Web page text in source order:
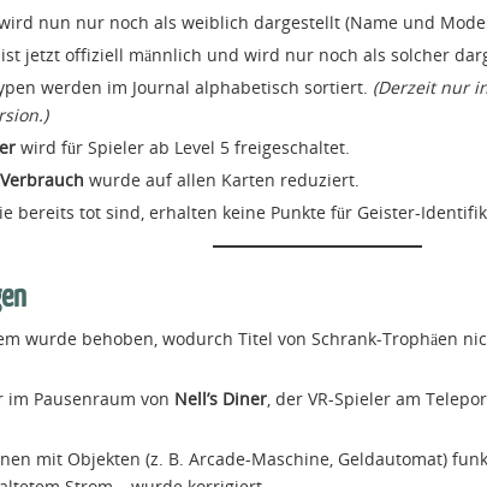
nun nur noch als weiblich dargestellt (Name und
ist jetzt offiziell männlich und wird nur noch als solcher
werden im Journal alphabetisch sortiert. (Derzeit nur
wird für Spieler ab Level 5 freigeschaltet.
wurde auf allen Karten reduziert.
bereits tot sind, erhalten keine Punkte für Geister-
wurde behoben, wodurch Titel von Schrank-Trophäen
im Pausenraum von Nell’s Diner, der VR-Spieler am
mit Objekten (z. B. Arcade-Maschine, Geldautomat)